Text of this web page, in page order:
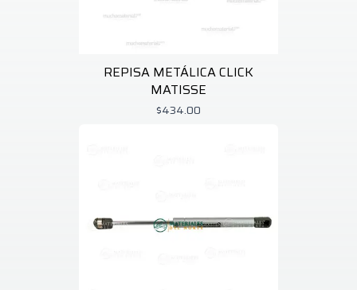
REPISA METÁLICA CLICK
MATISSE
$434.00